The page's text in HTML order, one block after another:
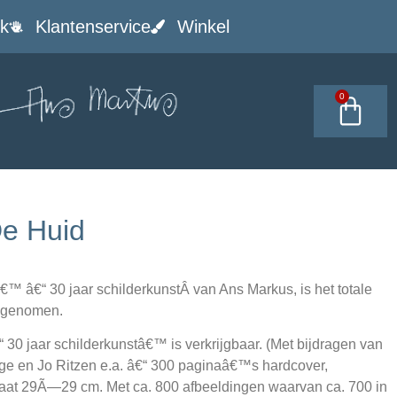
Klantenservice Winkel
0
Huid
â€“ 30 jaar schilderkunstÂ van Ans Markus, is het totale
30 jaar schilderkunstâ€™ is verkrijgbaar. (Met bijdragen van
en Jo Ritzen e.a. â€“ 300 paginaâ€™s hardcover,
29Ã—29 cm. Met ca. 800 afbeeldingen waarvan ca. 700 in